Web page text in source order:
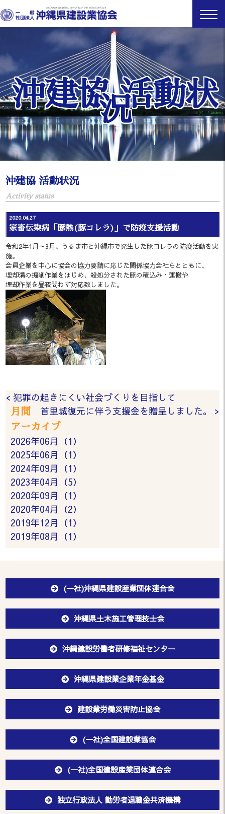
沖建協 活動状
況
沖建協 活動状況
Activity status
2020.04.27
家畜伝染病「豚熱(豚コレラ)」で防疫支援活動
令和2年1月～3月、うるま市と沖縄市で発生した豚コレラの防疫活動を実
施。
会員企業を中心に協会の協力要請に応じた関係協力会社らとともに、
埋却溝の掘削作業をはじめ、殺処分された豚の積込み・運搬や
埋却作業を昼夜問わず対応致しました。
< 犯罪の起きにくい社会づくりを目指して
首里城復元に伴う支援金を贈呈しました。 >
月間
アーカイブ
2026年06月（1）
2025年06月（1）
2024年09月（1）
2023年04月（5）
2020年09月（1）
2020年04月（2）
2019年12月（1）
2019年08月（1）
(一社)沖縄県建設産業団体連合会
沖縄県土木施工管理技士会
沖縄建設労働者研修福祉センター
沖縄県建設業企業年金基金
建設業労働災害防止協会
(一社)全国建設業協会
(一社)全国建設産業団体連合会
独立行政法人 勤労者退職金共済機構